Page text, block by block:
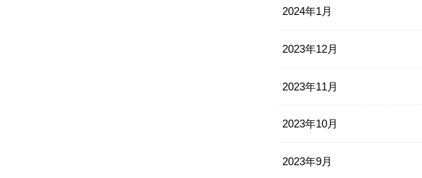
2024年1月
2023年12月
2023年11月
2023年10月
2023年9月